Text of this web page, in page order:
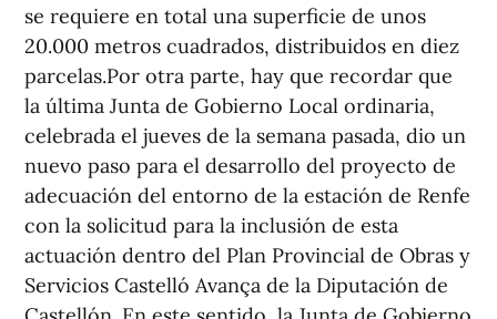
se requiere en total una superficie de unos
20.000 metros cuadrados, distribuidos en diez
parcelas.Por otra parte, hay que recordar que
la última Junta de Gobierno Local ordinaria,
celebrada el jueves de la semana pasada, dio un
nuevo paso para el desarrollo del proyecto de
adecuación del entorno de la estación de Renfe
con la solicitud para la inclusión de esta
actuación dentro del Plan Provincial de Obras y
Servicios Castelló Avança de la Diputación de